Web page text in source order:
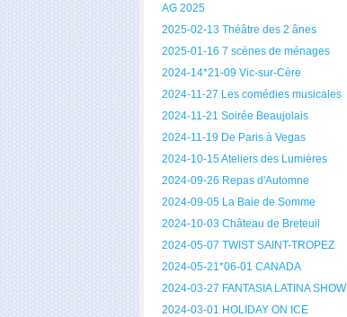
AG 2025
2025-02-13 Théâtre des 2 ânes
2025-01-16 7 scènes de ménages
2024-14*21-09 Vic-sur-Cère
2024-11-27 Les comédies musicales
2024-11-21 Soirée Beaujolais
2024-11-19 De Paris à Vegas
2024-10-15 Ateliers des Lumières
2024-09-26 Repas d'Automne
2024-09-05 La Baie de Somme
2024-10-03 Château de Breteuil
2024-05-07 TWIST SAINT-TROPEZ
2024-05-21*06-01 CANADA
2024-03-27 FANTASIA LATINA SHOW
2024-03-01 HOLIDAY ON ICE